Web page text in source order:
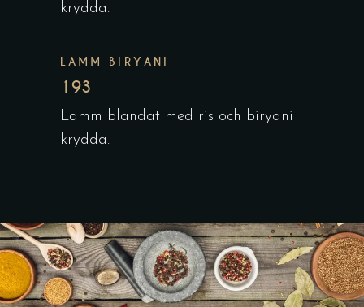
krydda.
LAMM BIRYANI
193
Lamm blandat med ris och biryani
krydda.